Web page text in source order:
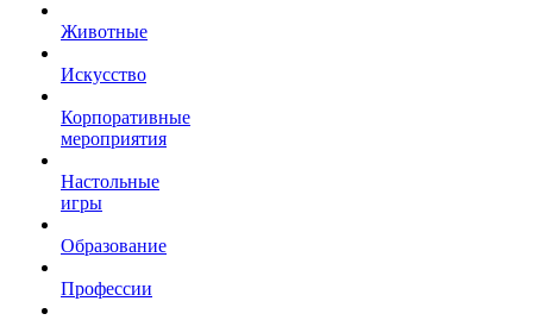
Животные
Искусство
Корпоративные
мероприятия
Настольные
игры
Образование
Профессии